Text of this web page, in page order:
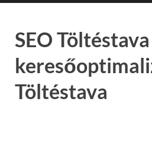
SEO
Töltéstava